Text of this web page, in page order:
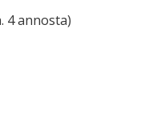
4 annosta)